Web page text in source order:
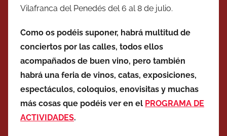
Vilafranca del Penedés del 6 al 8 de julio.
Como os podéis suponer, habrá multitud de
conciertos por las calles, todos ellos
acompañados de buen vino, pero también
habrá una feria de vinos, catas, exposiciones,
espectáculos, coloquios, enovisitas y muchas
más cosas que podéis ver en el PROGRAMA DE
ACTIVIDADES.